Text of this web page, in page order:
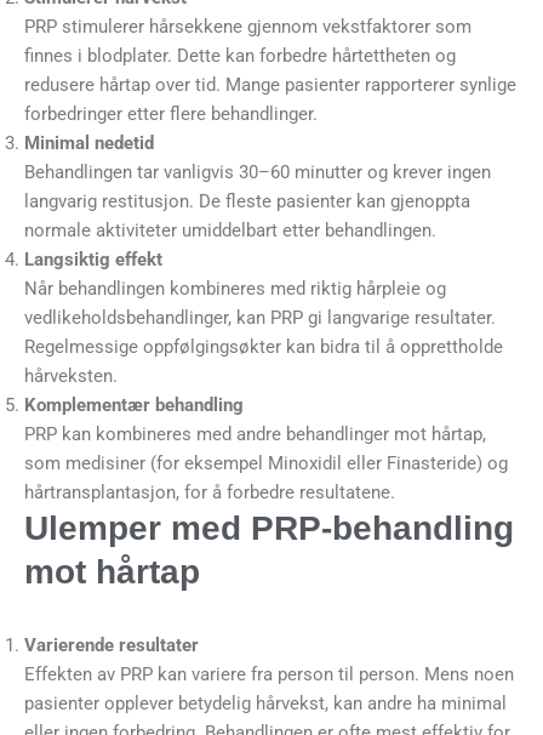
PRP stimulerer hårsekkene gjennom vekstfaktorer som
finnes i blodplater. Dette kan forbedre hårtettheten og
redusere hårtap over tid. Mange pasienter rapporterer synlige
forbedringer etter flere behandlinger.
Minimal nedetid
Behandlingen tar vanligvis 30–60 minutter og krever ingen
langvarig restitusjon. De fleste pasienter kan gjenoppta
normale aktiviteter umiddelbart etter behandlingen.
Langsiktig effekt
Når behandlingen kombineres med riktig hårpleie og
vedlikeholdsbehandlinger, kan PRP gi langvarige resultater.
Regelmessige oppfølgingsøkter kan bidra til å opprettholde
hårveksten.
Komplementær behandling
PRP kan kombineres med andre behandlinger mot hårtap,
som medisiner (for eksempel Minoxidil eller Finasteride) og
hårtransplantasjon, for å forbedre resultatene.
Ulemper med PRP-behandling
mot hårtap
Varierende resultater
Effekten av PRP kan variere fra person til person. Mens noen
pasienter opplever betydelig hårvekst, kan andre ha minimal